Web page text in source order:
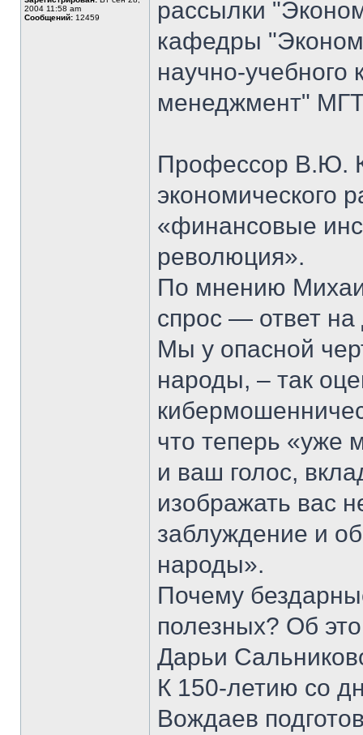
2004 11:58 am
Сообщений: 12459
рассылки
кафедры
научно-
менеджмент"
Профессор В.Ю.
экономического
«финансовые
революция».
По мнению
спрос — ответ
Мы у опасной
народы, – так
что теперь «уже
и ваш голос,
изображать вас
заблуждение и
народы».
Почему
полезных? Об
Дарьи
К 150-летию со
Вождаев